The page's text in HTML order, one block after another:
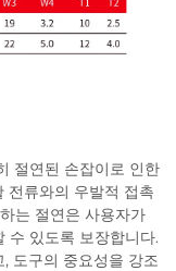
절연된 손잡이로 인한
전류와의 우발적 접촉
는 절연은 사용자가
수 있도록 보장합니다.
도구의 중요성을 강조